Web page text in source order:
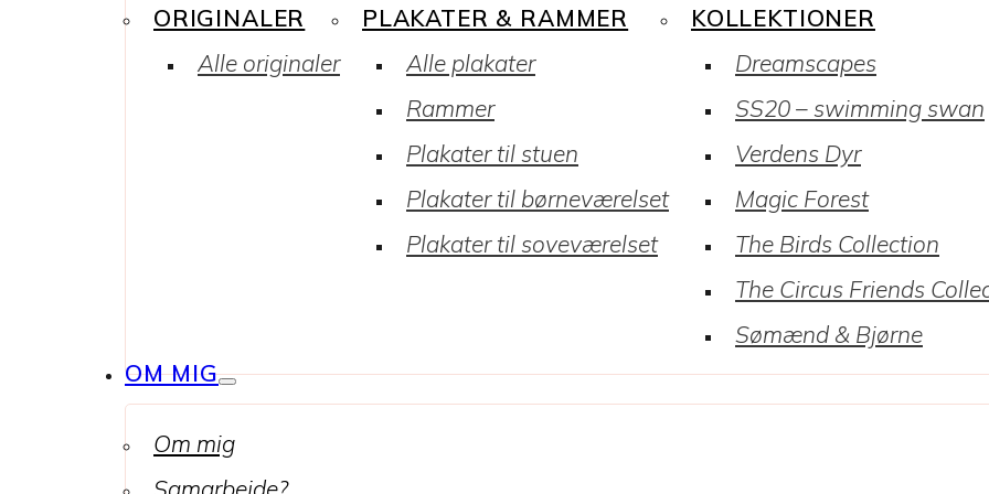
ORIGINALER
Alle originaler
PLAKATER & RAMMER
Alle plakater
Rammer
Plakater til stuen
Plakater til børneværelset
Plakater til soveværelset
KOLLEKTIONER
Dreamscapes
SS20 – swimming swan
Verdens Dyr
Magic Forest
The Birds Collection
The Circus Friends
Sømænd & Bjørne
OM MIG
Om mig